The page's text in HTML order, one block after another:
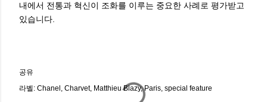
내에서 전통과 혁신이 조화를 이루는 중요한 사례로 평가받고
있습니다.
공유
라벨: Chanel Charvet Matthieu Blazy Paris special feature